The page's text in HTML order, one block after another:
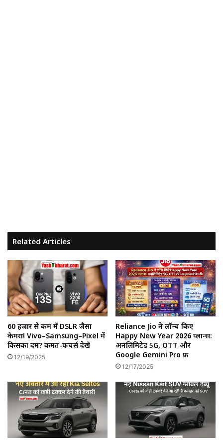
Related Articles
60 हजार से कम में DSLR जैसा
कैमरा! Vivo–Samsung–Pixel में
किसका दम? कीमत-फीचर्स देखें
12/19/2025
Reliance Jio ने लॉन्च किए
Happy New Year 2026 प्लान्स:
अनलिमिटेड 5G, OTT और
Google Gemini Pro फ्री
12/17/2025